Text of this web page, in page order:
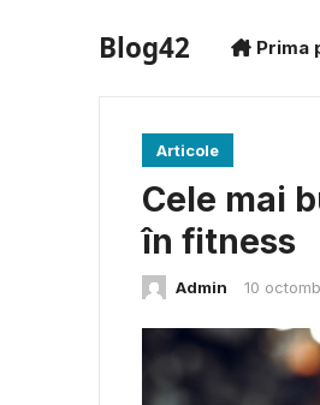
Blog42 Prima
Articole
Cele mai
în fitness
Admin 10